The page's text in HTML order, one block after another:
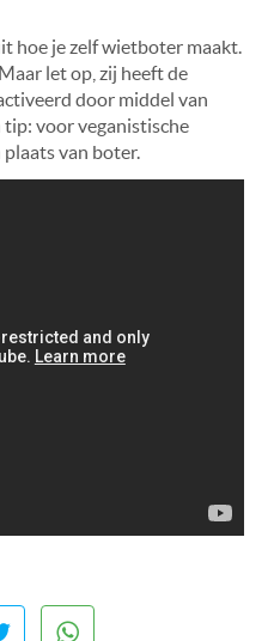
hoe je zelf wietboter maakt.
let op, zij heeft de
door middel van
tip: voor veganistische
plaats van boter.